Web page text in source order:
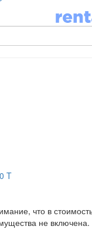
T
что в
не включена.